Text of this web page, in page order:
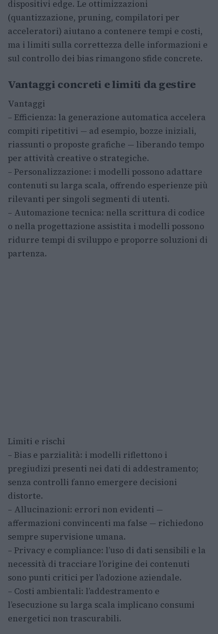
dispositivi edge. Le ottimizzazioni
(quantizzazione, pruning, compilatori per
acceleratori) aiutano a contenere tempi e costi,
ma i limiti sulla correttezza delle informazioni e
sul controllo dei bias rimangono sfide concrete.
Vantaggi concreti e limiti da gestire
Vantaggi
– Efficienza: la generazione automatica accelera
compiti ripetitivi — ad esempio, bozze iniziali,
riassunti o proposte grafiche — liberando tempo
per attività creative o strategiche.
– Personalizzazione: i modelli possono adattare
contenuti su larga scala, offrendo esperienze più
rilevanti per singoli segmenti di utenti.
– Automazione tecnica: nella scrittura di codice
o nella progettazione assistita i modelli possono
ridurre tempi di sviluppo e proporre soluzioni di
partenza.
Limiti e rischi
– Bias e parzialità: i modelli riflettono i
pregiudizi presenti nei dati di addestramento;
senza controlli fanno emergere decisioni
distorte.
– Allucinazioni: errori non evidenti —
affermazioni convincenti ma false — richiedono
sempre supervisione umana.
– Privacy e compliance: l’uso di dati sensibili e la
necessità di tracciare l’origine dei contenuti
sono punti critici per l’adozione aziendale.
– Costi ambientali: l’addestramento e
l’esecuzione su larga scala implicano consumi
energetici non trascurabili.